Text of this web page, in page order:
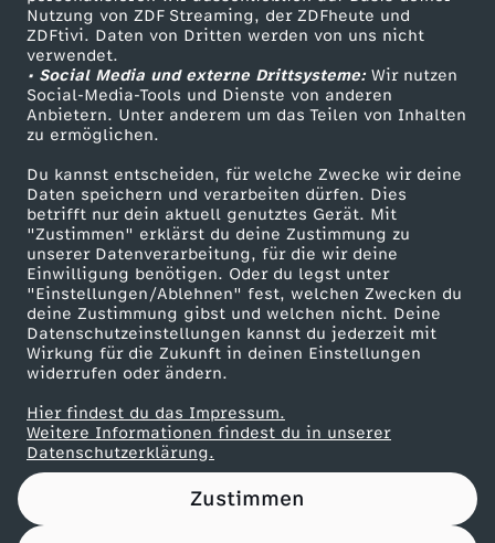
Nutzung von ZDF Streaming, der ZDFheute und
ZDFtivi. Daten von Dritten werden von uns nicht
verwendet.
• Social Media und externe Drittsysteme:Wir nutzen
Social-Media-Tools und Dienste von anderen
Anbietern. Unter anderem um das Teilen von Inhalten
zu ermöglichen.
Du kannst entscheiden, für welche Zwecke wir deine
Daten speichern und verarbeiten dürfen. Dies
betrifft nur dein aktuell genutztes Gerät. Mit
"Zustimmen" erklärst du deine Zustimmung zu
unserer Datenverarbeitung, für die wir deine
Einwilligung benötigen. Oder du legst unter
"Einstellungen/Ablehnen" fest, welchen Zwecken du
deine Zustimmung gibst und welchen nicht. Deine
Datenschutzeinstellungen kannst du jederzeit mit
Wirkung für die Zukunft in deinen Einstellungen
widerrufen oder ändern.
Hier findest du das Impressum.
Weitere Informationen findest du in unserer
Datenschutzerklärung.
Zustimmen
ZDF Unternehmen
Karriere
ZDF goes Schule
Werbefernsehen
Mainzelmännchen
Partner